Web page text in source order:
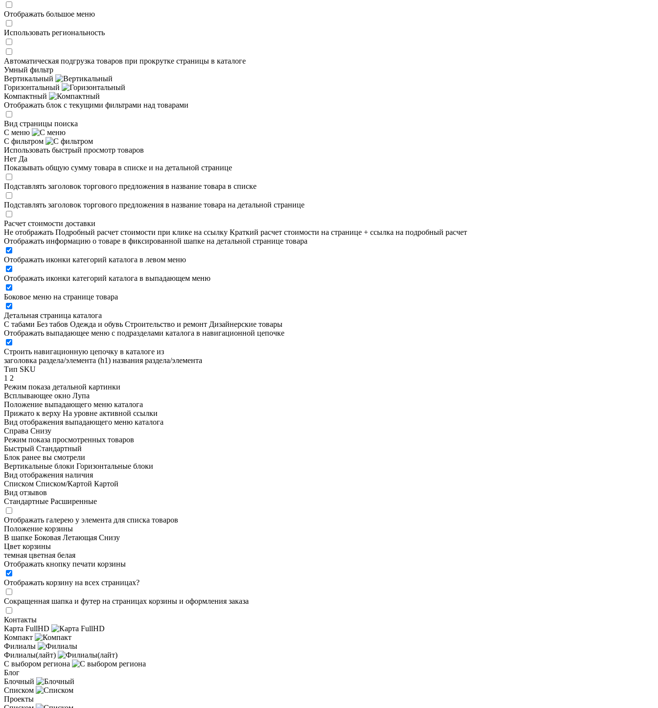
Отображать большое меню
Использовать региональность
Автоматическая подгрузка товаров при прокрутке страницы в каталоге
Умный фильтр
Вертикальный
Горизонтальный
Компактный
Отображать блок с текущими фильтрами над товарами
Вид страницы поиска
С меню
С фильтром
Использовать быстрый просмотр товаров
Нет Да
Показывать общую сумму товара в списке и на детальной странице
Подставлять заголовок торгового предложения в название товара в списке
Подставлять заголовок торгового предложения в название товара на детальной странице
Расчет стоимости доставки
Не отображать Подробный расчет стоимости при клике на ссылку Краткий расчет стоимости на странице + ссылка на подробный расчет
Отображать информацию о товаре в фиксированной шапке на детальной странице товара
Отображать иконки категорий каталога в левом меню
Отображать иконки категорий каталога в выпадающем меню
Боковое меню на странице товара
Детальная страница каталога
С табами Без табов Одежда и обувь Строительство и ремонт Дизайнерские товары
Отображать выпадающее меню с подразделами каталога в навигационной цепочке
Строить навигационную цепочку в каталоге из
заголовка раздела/элемента (h1) названия раздела/элемента
Тип SKU
1 2
Режим показа детальной картинки
Всплывающее окно Лупа
Положение выпадающего меню каталога
Прижато к верху На уровне активной ссылки
Вид отображения выпадающего меню каталога
Справа Снизу
Режим показа просмотренных товаров
Быстрый Стандартный
Блок ранее вы смотрели
Вертикальные блоки Горизонтальные блоки
Вид отображения наличия
Списком Списком/Картой Картой
Вид отзывов
Стандартные Расширенные
Отображать галерею у элемента для списка товаров
Положение корзины
В шапке Боковая Летающая Снизу
Цвет корзины
темная цветная белая
Отображать кнопку печати корзины
Отображать корзину на всех страницах?
Сокращенная шапка и футер на страницах корзины и оформления заказа
Контакты
Карта FullHD
Компакт
Филиалы
Филиалы(лайт)
С выбором региона
Блог
Блочный
Списком
Проекты